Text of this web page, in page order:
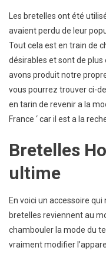
Les bretelles ont été
avaient perdu de leur
Tout cela est en train de
désirables et sont de plus
avons produit notre
vous pourrez trouver ci-
en tarin de revenir a la
France ‘ car il est a la
Bretelles
ultime
En voici un accessoire
bretelles reviennent au
chambouler la mode du
vraiment modifier